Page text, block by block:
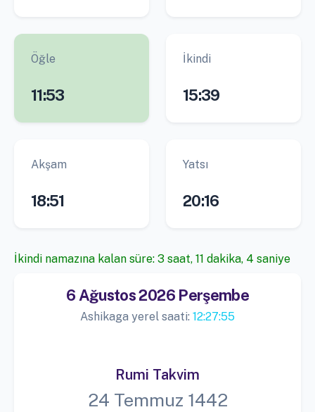
Öğle
11:53
İkindi
15:39
Akşam
18:51
Yatsı
20:16
İkindi namazına kalan süre: 3 saat, 11 dakika, 4 saniye
6 Ağustos 2026 Perşembe
Ashikaga yerel saati: 12:27:55
Rumi Takvim
24 Temmuz 1442